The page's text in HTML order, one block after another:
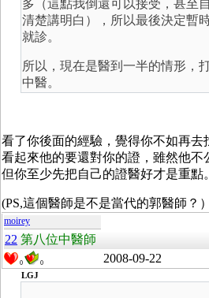
多（這點我倒還可以接受，甚至
清楚講明白），所以最後決定暫
就診。
所以，現在是醫到一半的情形，
中醫。
看了你後面的經驗，覺得你不如再去
看起來他的要還對你的證，雖然他不
但你至少先把自己的證醫好才是重點。
(PS,這個醫師是不是當代的郭醫師？）
moirey
22 第八位中醫師
0 0 2008-09-22
LGJ